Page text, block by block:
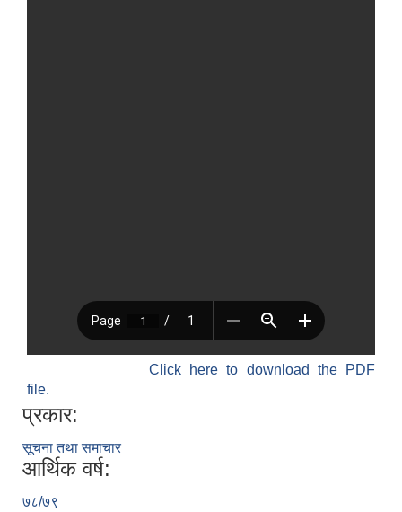
Click here to download the PDF
file.
प्रकार:
सूचना तथा समाचार
आर्थिक वर्ष:
७८/७९